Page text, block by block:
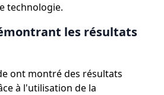
technologie.
les résultats
ont montré des résultats
à l'utilisation de la